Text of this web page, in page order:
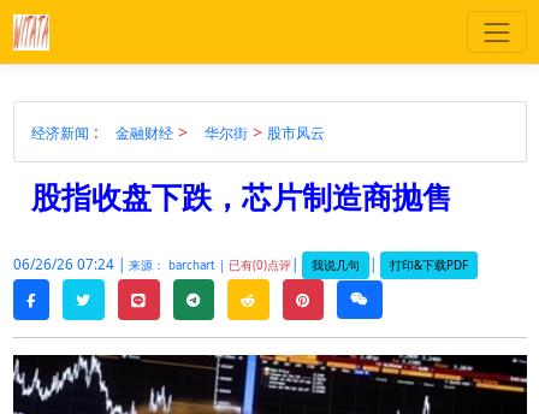
经济新闻 : 金融财经> 华尔街 > 股市风云
股指收盘下跌，芯片制造商抛售
06/26/26 07:24 | 来源： barchart | 已有(0)点评| 我说几句 | 打印&下载PDF
facebooktwitterline telegramreddit pinterestweixin